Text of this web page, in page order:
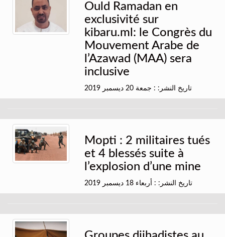
Ould Ramadan en
exclusivité sur
kibaru.ml: le Congrès du
Mouvement Arabe de
l’Azawad (MAA) sera
inclusive
تاريخ النشر: : جمعة 20 ديسمبر 2019
Mopti : 2 militaires tués
et 4 blessés suite à
l’explosion d’une mine
تاريخ النشر: : أربعاء 18 ديسمبر 2019